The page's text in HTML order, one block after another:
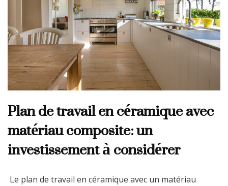
Plan de travail en céramique avec
matériau composite: un
investissement à considérer
Le plan de travail en céramique avec un matériau